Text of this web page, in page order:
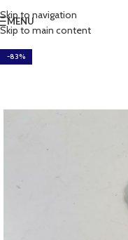
Skip to navigation
Skip to main content
MENU
-83%